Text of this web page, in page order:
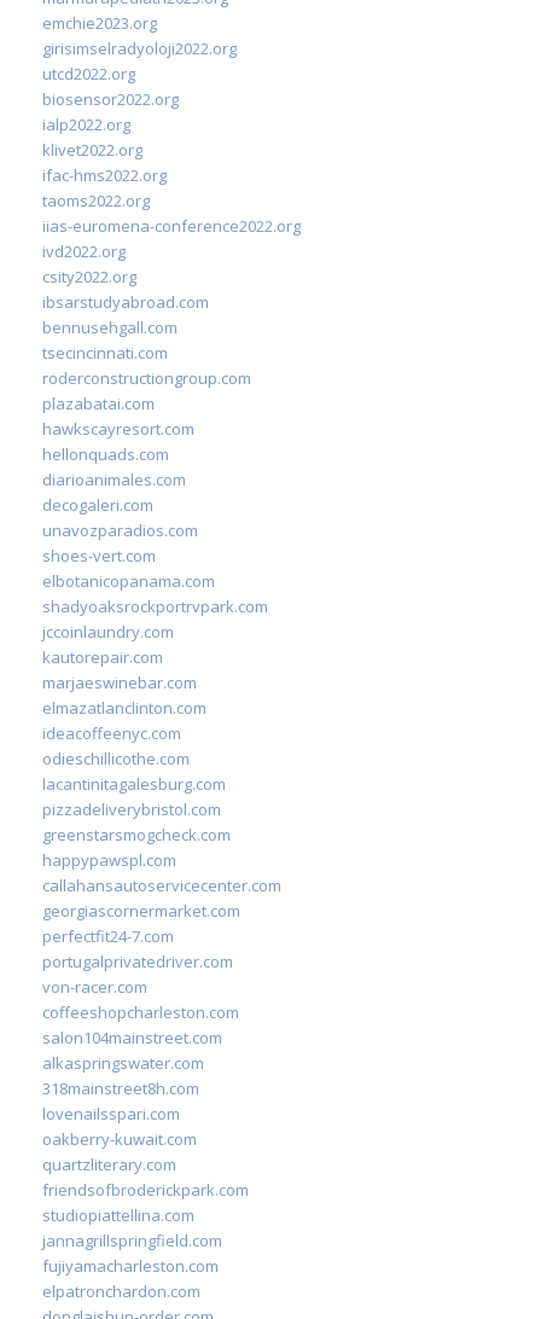
emchie2023.org
girisimselradyoloji2022.org
utcd2022.org
biosensor2022.org
ialp2022.org
klivet2022.org
ifac-hms2022.org
taoms2022.org
iias-euromena-conference2022.org
ivd2022.org
csity2022.org
ibsarstudyabroad.com
bennusehgall.com
tsecincinnati.com
roderconstructiongroup.com
plazabatai.com
hawkscayresort.com
hellonquads.com
diarioanimales.com
decogaleri.com
unavozparadios.com
shoes-vert.com
elbotanicopanama.com
shadyoaksrockportrvpark.com
jccoinlaundry.com
kautorepair.com
marjaeswinebar.com
elmazatlanclinton.com
ideacoffeenyc.com
odieschillicothe.com
lacantinitagalesburg.com
pizzadeliverybristol.com
greenstarsmogcheck.com
happypawspl.com
callahansautoservicecenter.com
georgiascornermarket.com
perfectfit24-7.com
portugalprivatedriver.com
von-racer.com
coffeeshopcharleston.com
salon104mainstreet.com
alkaspringswater.com
318mainstreet8h.com
lovenailsspari.com
oakberry-kuwait.com
quartzliterary.com
friendsofbroderickpark.com
studiopiattellina.com
jannagrillspringfield.com
fujiyamacharleston.com
elpatronchardon.com